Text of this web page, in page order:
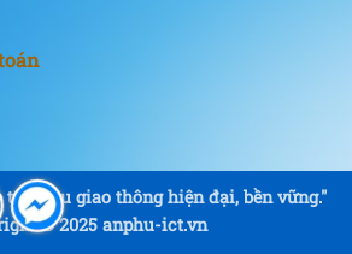
tín hiệu giao thông hiện đại, bền vững."
© 2025 anphu-ict.vn